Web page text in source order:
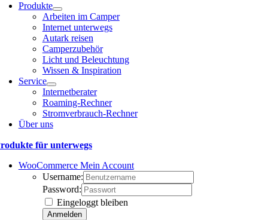
Produkte
Arbeiten im Camper
Internet unterwegs
Autark reisen
Camperzubehör
Licht und Beleuchtung
Wissen & Inspiration
Service
Internetberater
Roaming-Rechner
Stromverbrauch-Rechner
Über uns
für unterwegs
WooCommerce Mein Account
Username:
Password:
Eingeloggt bleiben